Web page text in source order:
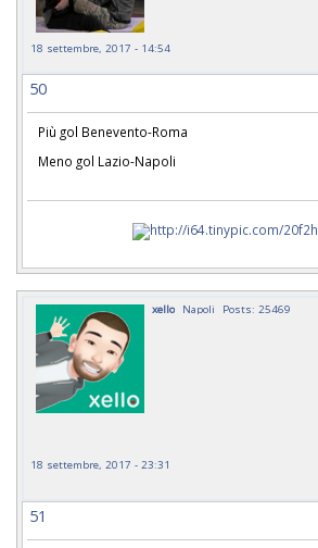
18 settembre, 2017 - 14:54
50
Più gol Benevento-Roma
Meno gol Lazio-Napoli
xello Napoli Posts: 25469
18 settembre, 2017 - 23:31
51